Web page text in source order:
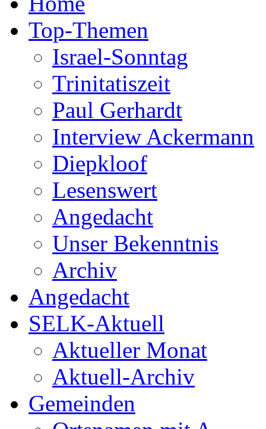
Top-Themen
Israel-Sonntag
Trinitatiszeit
Paul Gerhardt
Interview Ackermann
Diepkloof
Lesenswert
Angedacht
Unser Bekenntnis
Archiv
Angedacht
SELK-Aktuell
Aktueller Monat
Aktuell-Archiv
Gemeinden